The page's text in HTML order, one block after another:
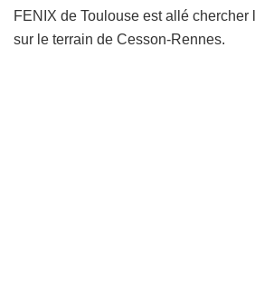
FENIX de Toulouse est allé chercher
sur le terrain de Cesson-Rennes.